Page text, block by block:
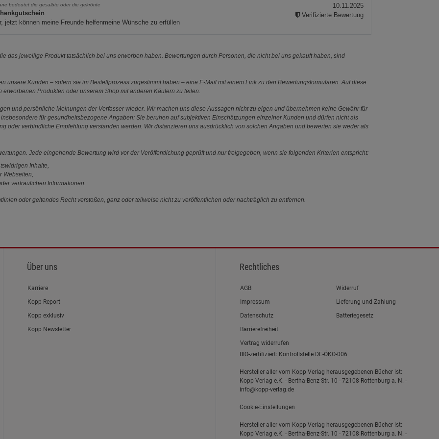
bedeutet die gesalbte oder die gekrönte
jetzt können meine Freunde helfenmeine Wünsche zu erfüllen
10.11.2025
Verifizierte Bewertung
das jeweilige Produkt tatsächlich bei uns erworben haben. Bewertungen durch Personen, die nicht bei uns gekauft haben, sind
unsere Kunden – sofern sie im Bestellprozess zugestimmt haben – eine E-Mail mit einem Link zu den Bewertungsformularen. Auf diese
Produkten oder unserem Shop mit anderen Käufern zu teilen.
und persönliche Meinungen der Verfasser wieder. Wir machen uns diese Aussagen nicht zu eigen und übernehmen keine Gewähr für
für gesundheitsbezogene Angaben: Sie beruhen auf subjektiven Einschätzungen einzelner Kunden und dürfen nicht als
oder verbindliche Empfehlung verstanden werden. Wir distanzieren uns ausdrücklich von solchen Angaben und bewerten sie weder als
Jede eingehende Bewertung wird vor der Veröffentlichung geprüft und nur freigegeben, wenn sie folgenden Kriterien entspricht:
Inhalte,
Webseiten,
vertraulichen Informationen.
oder geltendes Recht verstoßen, ganz oder teilweise nicht zu veröffentlichen oder nachträglich zu entfernen.
Über uns
Karriere
Kopp Report
Kopp exklusiv
Kopp Newsletter
Rechtliches
Link zum/zur
AGB
Link zum/zur
Impressum
Link zum/zur
Datenschutz
Link zum/zur
Barrierefreiheit
Vertrag widerrufen
Widerruf
Lieferung und Zahlung
Batteriegesetz
BIO-zertifiziert: Kontrollstelle DE-ÖKO-006
Hersteller aller vom Kopp Verlag herausgegebenen Bücher ist:
Kopp Verlag e.K. - Bertha-Benz-Str. 10 - 72108 Rottenburg a. N. -
info@kopp-verlag.de
Cookie-Einstellungen
Hersteller aller vom Kopp Verlag herausgegebenen Bücher ist:
Kopp Verlag e.K. - Bertha-Benz-Str. 10 - 72108 Rottenburg a. N. -